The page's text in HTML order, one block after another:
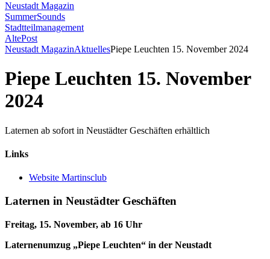
Neustadt Magazin
SummerSounds
Stadtteilmanagement
AltePost
Neustadt MagazinAktuellesPiepe Leuchten 15. November 2024
Piepe Leuchten 15. November
2024
Laternen ab sofort in Neustädter Geschäften erhältlich
Links
Website Martinsclub
Laternen in Neustädter Geschäften
Freitag, 15. November, ab 16 Uhr
Laternenumzug „Piepe Leuchten“ in der Neustadt